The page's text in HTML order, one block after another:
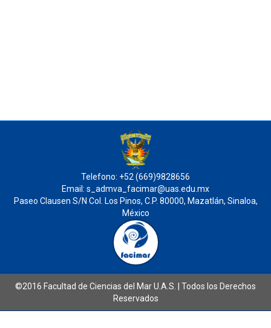
Telefono: +52 (669)9828656
Email: s_admva_facimar@uas.edu.mx
Paseo Clausen S/N Col. Los Pinos, C.P. 80000, Mazatlán, Sinaloa,
México
©2016 Facultad de Ciencias del Mar U.A.S. | Todos los Derechos
Reservados